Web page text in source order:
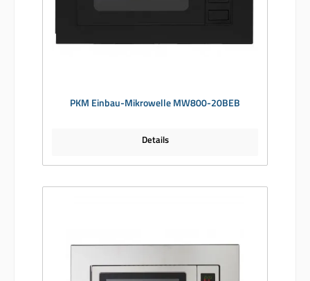
PKM Einbau-Mikrowelle MW800-20BEB
Details